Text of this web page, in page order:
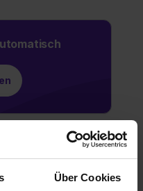
Über Cookies